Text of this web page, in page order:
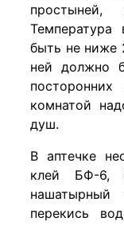
простыней,
быть не ниже
ней должно
комнатой
душ.
В аптечке
клей БФ-6,
нашатырный
перекись